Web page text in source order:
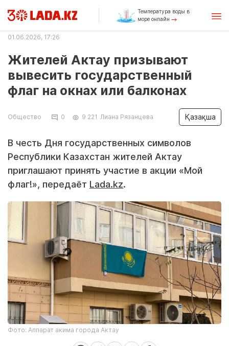
Температура воды в
море онлайн
01.06.2026, 17:26
Жителей Актау призывают
вывесить государственный
флаг на окнах или балконах
Общество 0 9 221 Лиана Рязанцева Қазақша
В честь Дня государственных символов
Республики Казахстан жителей Актау
приглашают принять участие в акции «Мой
флаг!», передаёт Lada.kz.
Фото: Аппарат акима города Актау